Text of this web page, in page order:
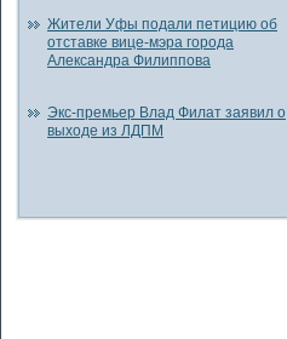
Жители Уфы подали петицию об
отставке вице-мэра города
Александра Филиппова
Экс-премьер Влад Филат заявил о
выходе из ЛДПМ